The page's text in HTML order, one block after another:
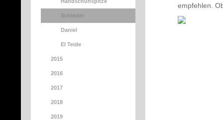
Schinder
Daniel
El Teide
2015
2016
2017
2018
2019
empfehlen.